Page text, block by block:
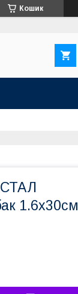
Кошик
1.6х30см